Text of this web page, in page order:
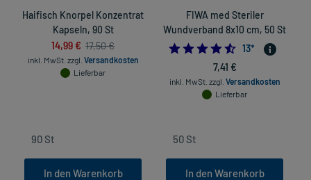
Haifisch Knorpel Konzentrat
Kapseln, 90 St
14,99 € 17,50 €
inkl. MwSt. zzgl. Versandkosten
Lieferbar
In den Warenkorb
FIWA med Steriler
Wundverband 8x10 cm, 50 St
13*
7,41 €
inkl. MwSt. zzgl. Versandkosten
Lieferbar
In den Warenkorb